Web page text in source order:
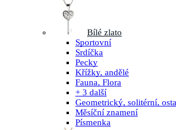
Bílé zlato
Sportovní
Srdíčka
Pecky
Křížky, andělé
Fauna, Flora
+ 3 další
Geometrický, solitérní,
Měsíční znamení
Písmenka